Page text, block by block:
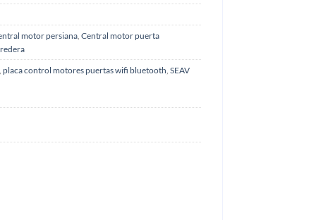
motor persiana, Central motor puerta
, placa control motores puertas wifi bluetooth, SEAV